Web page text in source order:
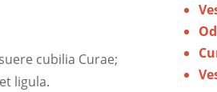
cubilia Curae;
ligula.